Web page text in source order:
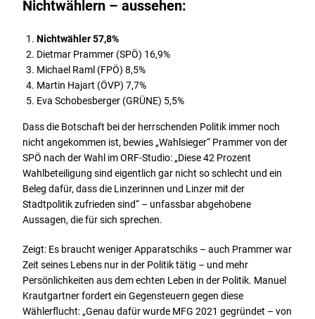
Nichtwählern – aussehen:
Nichtwähler 57,8%
Dietmar Prammer (SPÖ) 16,9%
Michael Raml (FPÖ) 8,5%
Martin Hajart (ÖVP) 7,7%
Eva Schobesberger (GRÜNE) 5,5%
Dass die Botschaft bei der herrschenden Politik immer noch
nicht angekommen ist, bewies „Wahlsieger“ Prammer von der
SPÖ nach der Wahl im ORF-Studio: „Diese 42 Prozent
Wahlbeteiligung sind eigentlich gar nicht so schlecht und ein
Beleg dafür, dass die Linzerinnen und Linzer mit der
Stadtpolitik zufrieden sind“ – unfassbar abgehobene
Aussagen, die für sich sprechen.
Zeigt: Es braucht weniger Apparatschiks – auch Prammer war
Zeit seines Lebens nur in der Politik tätig – und mehr
Persönlichkeiten aus dem echten Leben in der Politik. Manuel
Krautgartner fordert ein Gegensteuern gegen diese
Wählerflucht: „Genau dafür wurde MFG 2021 gegründet – von